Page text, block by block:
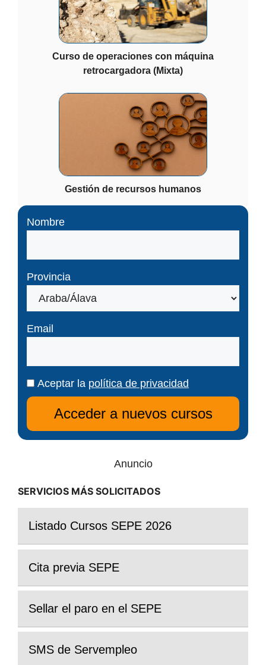
Curso de operaciones con máquina
retrocargadora (Mixta)
Gestión de recursos humanos
Nombre
Provincia
Email
Aceptar la política de privacidad
Anuncio
SERVICIOS MÁS SOLICITADOS
Listado Cursos SEPE 2026
Cita previa SEPE
Sellar el paro en el SEPE
SMS de Servempleo